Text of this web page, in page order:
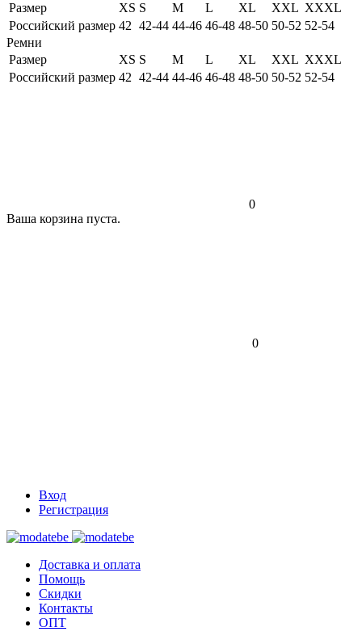
Размер
XS S M L XL XXL XXXL
Российский размер 42 42-44 44-46 46-48 48-50 50-52 52-54
Ремни
Размер
XS S M L XL XXL XXXL
Российский размер 42 42-44 44-46 46-48 48-50 50-52 52-54
0
Ваша корзина пуста.
0
Вход
Регистрация
Доставка и оплата
Помощь
Скидки
Контакты
ОПТ